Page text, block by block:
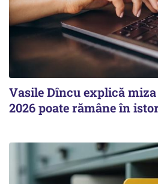
Vasile Dîncu explică
2026 poate rămâne în